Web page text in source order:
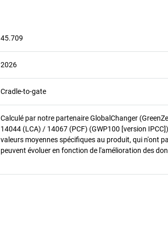
45.709
2026
Cradle-to-gate
Calculé par notre partenaire GlobalChanger
14044 (LCA) / 14067 (PCF) (GWP100 [version
valeurs moyennes spécifiques au produit, qui n'ont
peuvent évoluer en fonction de l'amélioration des